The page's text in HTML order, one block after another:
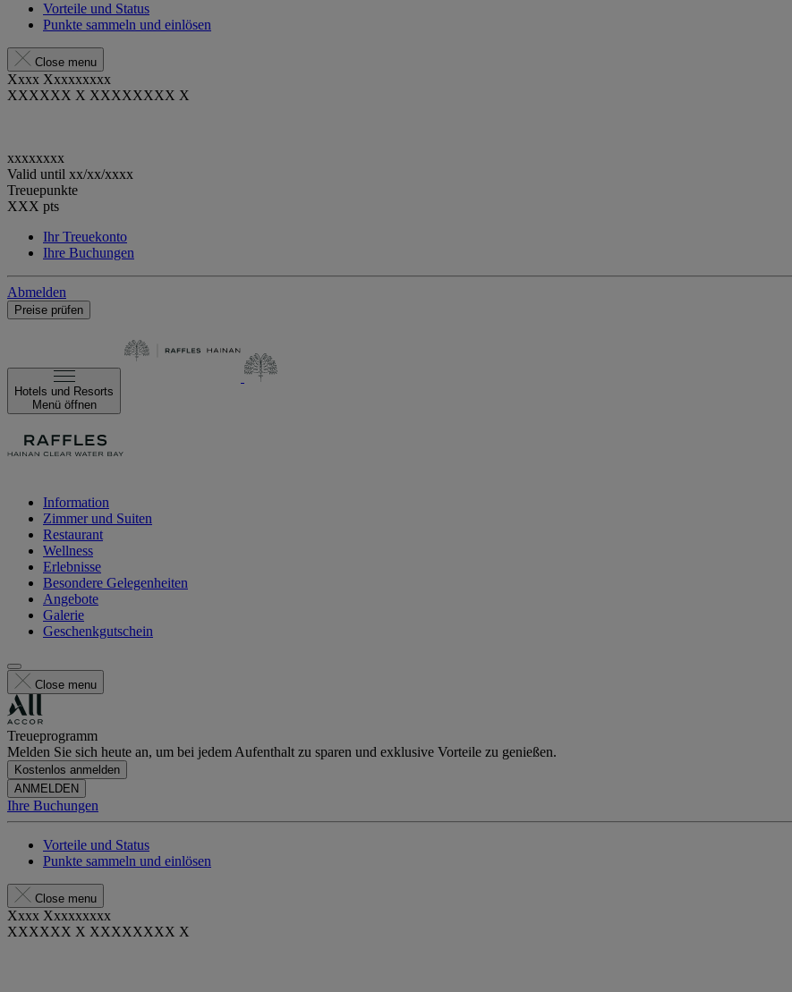
Vorteile und Status
Punkte sammeln und einlösen
Close menu
Xxxx Xxxxxxxxx
XXXXXX X XXXXXXXX X
xxxxxxxx
Valid until xx/xx/xxxx
Treuepunkte
XXX pts
Ihr Treuekonto
Ihre Buchungen
Abmelden
Preise prüfen
Hotels und Resorts
Menü öffnen
Information
Zimmer und Suiten
Restaurant
Wellness
Erlebnisse
Besondere Gelegenheiten
Angebote
Galerie
Geschenkgutschein
Close menu
Treueprogramm
Melden Sie sich heute an, um bei jedem Aufenthalt zu sparen und exklusive Vorteile zu genießen.
Kostenlos anmelden
ANMELDEN
Ihre Buchungen
Vorteile und Status
Punkte sammeln und einlösen
Close menu
Xxxx Xxxxxxxxx
XXXXXX X XXXXXXXX X